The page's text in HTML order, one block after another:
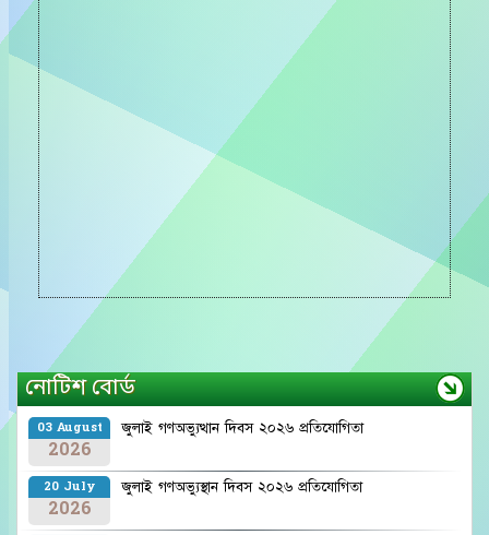
নোটিশ বোর্ড
03 August
2026
জুলাই গণঅভ্যুত্থান দিবস ২০২৬ প্রতিযোগিতা
20 July
2026
জুলাই গণঅভ্যুস্থান দিবস ২০২৬ প্রতিযোগিতা